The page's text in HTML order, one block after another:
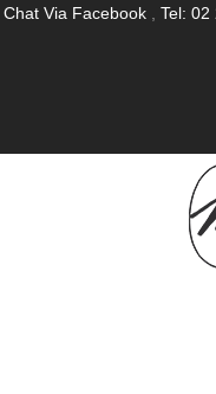
Chat Via Facebook Tel: 02